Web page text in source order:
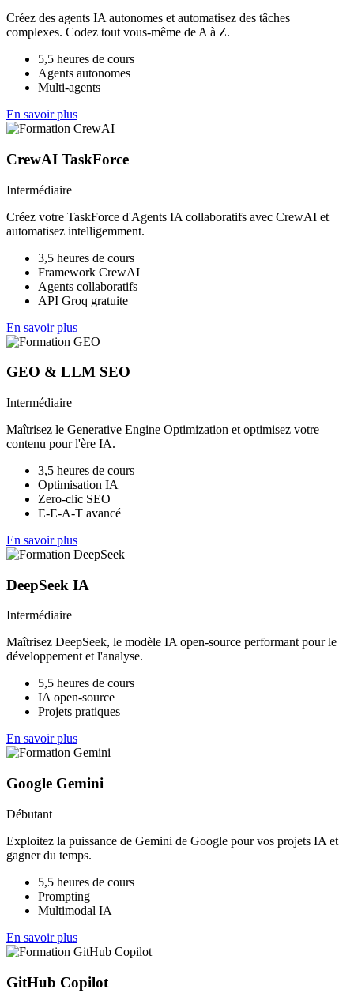
Créez des agents IA autonomes et automatisez des tâches
complexes. Codez tout vous-même de A à Z.
5,5 heures de cours
Agents autonomes
Multi-agents
En savoir plus
CrewAI TaskForce
Intermédiaire
Créez votre TaskForce d'Agents IA collaboratifs avec CrewAI et
automatisez intelligemment.
3,5 heures de cours
Framework CrewAI
Agents collaboratifs
API Groq gratuite
En savoir plus
GEO & LLM SEO
Intermédiaire
Maîtrisez le Generative Engine Optimization et optimisez votre
contenu pour l'ère IA.
3,5 heures de cours
Optimisation IA
Zero-clic SEO
E-E-A-T avancé
En savoir plus
DeepSeek IA
Intermédiaire
Maîtrisez DeepSeek, le modèle IA open-source performant pour le
développement et l'analyse.
5,5 heures de cours
IA open-source
Projets pratiques
En savoir plus
Google Gemini
Débutant
Exploitez la puissance de Gemini de Google pour vos projets IA et
gagner du temps.
5,5 heures de cours
Prompting
Multimodal IA
En savoir plus
GitHub Copilot